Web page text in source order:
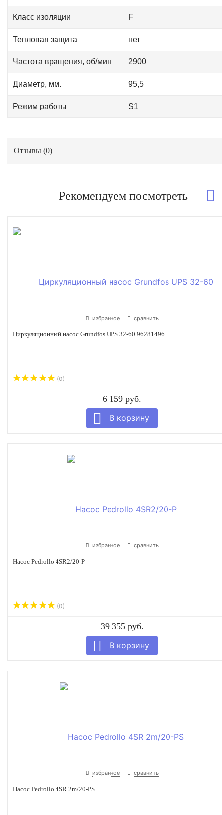
Класс изоляции F
Тепловая защита нет
Частота вращения, об/мин 2900
Диаметр, мм. 95,5
Режим работы S1
Отзывы (0)
Рекомендуем посмотреть
избранное сравнить
Циркуляционный насос Grundfos UPS 32-60 96281496
(0)
6 159 руб.
избранное сравнить
Насос Pedrollo 4SR2/20-P
(0)
39 355 руб.
избранное сравнить
Насос Pedrollo 4SR 2m/20-PS